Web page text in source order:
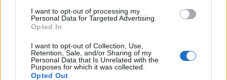
I want to opt-out of processing my
Personal Data for Targeted Advertising.
Opted In
I want to opt-out of Collection, Use,
Retention, Sale, and/or Sharing of my
Personal Data that Is Unrelated with the
Purposes for which it was collected.
Opted Out
Continua a leggere